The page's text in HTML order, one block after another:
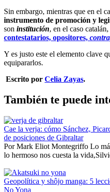
Sin embargo, mientras que en el
instrumento de promoción y
son institución, en el caso
contestatarios, opositores,
Y es justo este el elemento clave
equipararlos.
Escrito por Celia Zayas.
También te puede
Cae la verja: cómo Sánchez,
de posiciones de Gibraltar
Por Mark Eliot Montegriffo Lo
lo hermoso nos cuesta la
Geopolítica y shôjo manga: 5
No Yona